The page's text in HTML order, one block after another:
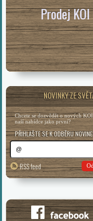
Prodej KOI
NOVINKY ZE
Chcete se dozvědět o nových
naší nabídce jako první?
PŘIHLAŠTE SE K ODBĚRU
RSS feed